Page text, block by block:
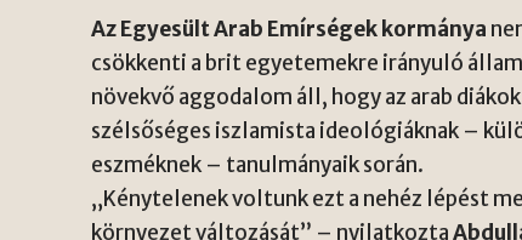
Az Egyesült Arab Emírségek kormánya
csökkenti a brit egyetemekre irányuló
növekvő aggodalom áll, hogy az arab
szélsőséges iszlamista ideológiáknak –
eszméknek – tanulmányaik során.
„Kénytelenek voltunk ezt a nehéz lépést
környezet változását” – nyilatkozta